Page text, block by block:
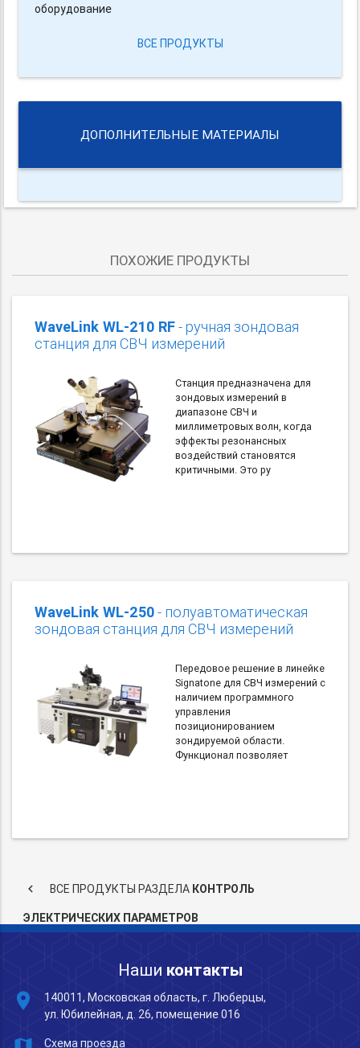
оборудование
ВСЕ ПРОДУКТЫ
ДОПОЛНИТЕЛЬНЫЕ МАТЕРИАЛЫ
ПОХОЖИЕ ПРОДУКТЫ
WaveLink WL-210 RF- ручная зондовая
станция для СВЧ измерений
Станция предназначена для
зондовых измерений в
диапазоне СВЧ и
миллиметровых волн, когда
эффекты резонансных
воздействий становятся
критичными. Это ру
WaveLink WL-250- полуавтоматическая
зондовая станция для СВЧ измерений
Передовое решение в линейке
Signatone для СВЧ измерений с
наличием программного
управления
позиционированием
зондируемой области.
Функционал позволяет
keyboard_arrow_left ВСЕ ПРОДУКТЫ РАЗДЕЛА КОНТРОЛЬ
ЭЛЕКТРИЧЕСКИХ ПАРАМЕТРОВ
Наши контакты
place
140011, Московская область, г. Люберцы,
ул. Юбилейная, д. 26, помещение 016
Схема проезда